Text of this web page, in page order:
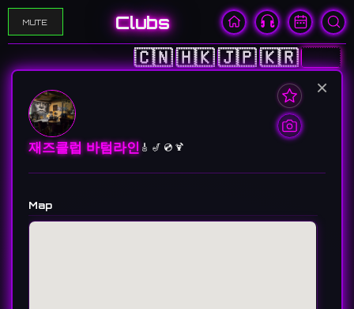
MUTE Clubs
🇨🇳🇭🇰🇯🇵🇰🇷🇺🇸
×
재즈클럽 바텀라인 🎸 🎷 💿 🍹
Map